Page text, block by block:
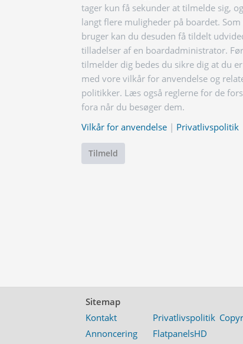
tager kun få sekunder at tilmelde sig,
langt flere muligheder på boardet.
bruger kan du desuden få tildelt
tilladelser af en boardadministrator.
tilmelder dig bedes du sikre dig at du
med vore vilkår for anvendelse og
politikker. Læs også reglerne for de
fora når du besøger dem.
Vilkår for anvendelse | Privatlivspolitik
Tilmeld
Sitemap
Kontakt
Privatlivspolitik
Annoncering
FlatpanelsHD